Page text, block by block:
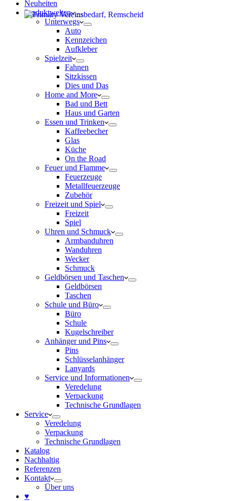
Neuheiten
Produktwelten
Unterwegs
Auto
Kennzeichen
Aufkleber
Spielzeit
Fahnen
Sitzkissen
Dies und Das
Home and More
Bad und Bett
Haus und Garten
Essen und Trinken
Kaffeebecher
Glas
Küche
On the Road
Feuer und Flamme
Feuerzeuge
Metallfeuerzeuge
Zubehör
Freizeit und Spiel
Freizeit
Spiel
Uhren und Schmuck
Armbanduhren
Wanduhren
Wecker
Schmuck
Geldbörsen und Taschen
Geldbörsen
Taschen
Schule und Büro
Büro
Schule
Kugelschreiber
Anhänger und Pins
Pins
Schlüsselanhänger
Lanyards
Service und Informationen
Veredelung
Verpackung
Technische Grundlagen
Service
Veredelung
Verpackung
Technische Grundlagen
Katalog
Nachhaltig
Referenzen
Kontakt
Über uns
♥